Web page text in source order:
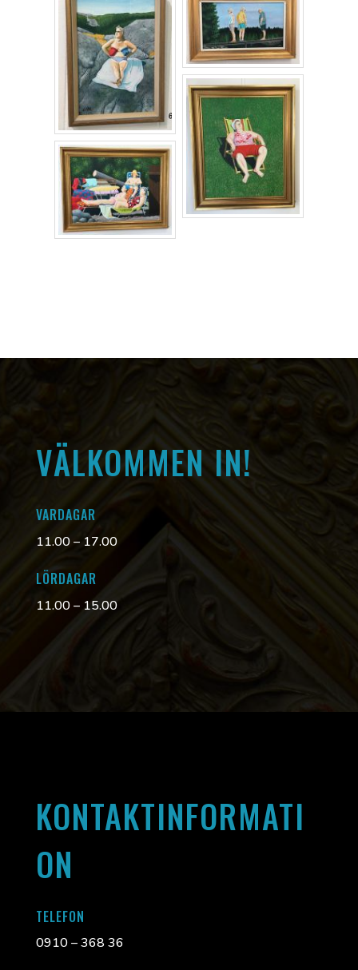
VÄLKOMMEN IN!
VARDAGAR
11.00 – 17.00
LÖRDAGAR
11.00 – 15.00
KONTAKTINFORMATI
ON
TELEFON
0910 – 368 36